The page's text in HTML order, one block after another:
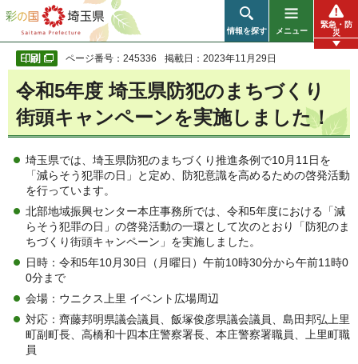
彩の国 埼玉県
情報を探す メニュー
緊急・防
災
ページ番号：245336 掲載日：2023年11月29日
令和5年度 埼玉県防犯のまちづくり
街頭キャンペーンを実施しました！
埼玉県では、埼玉県防犯のまちづくり推進条例で10月11日を
「減らそう犯罪の日」と定め、防犯意識を高めるための啓発活動
を行っています。
北部地域振興センター本庄事務所では、令和5年度における「減
らそう犯罪の日」の啓発活動の一環として次のとおり「防犯のま
ちづくり街頭キャンペーン」を実施しました。
日時：令和5年10月30日（月曜日）午前10時30分から午前11時0
0分まで
会場：ウニクス上里 イベント広場周辺
対応：齊藤邦明県議会議員、飯塚俊彦県議会議員、島田邦弘上里
町副町長、高橋和十四本庄警察署長、本庄警察署職員、上里町職
員